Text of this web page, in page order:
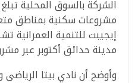
مشروعات سكنية بمناطق
إيجيبت للتنمية العمرانية
مدينة حدائق أكتوبر عبر
وأوضح أن نادي بيتا